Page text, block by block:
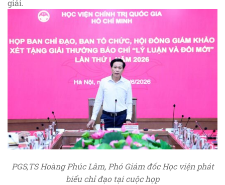
giải.
PGS,TS Hoàng Phúc Lâm, Phó Giám đốc Học viện phát
biểu chỉ đạo tại cuộc họp